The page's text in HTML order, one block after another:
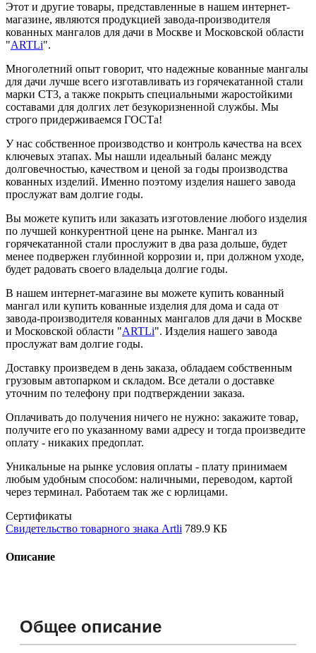
Этот и другие товары, представленные в нашем интернет-
магазине, являются продукцией завода-производителя
кованных мангалов для дачи в Москве и Московской области
"ARTLi".
Многолетний опыт говорит, что надежные кованные мангалы
для дачи лучше всего изготавливать из горячекатанной стали
марки СТ3, а также покрыть специальными жаростойкими
составами для долгих лет безукоризненной службы. Мы
строго придерживаемся ГОСТа!
У нас собственное производство и контроль качества на всех
ключевых этапах. Мы нашли идеальный баланс между
долговечностью, качеством и ценой за годы производства
кованных изделий. Именно поэтому изделия нашего завода
прослужат вам долгие годы.
Вы можете купить или заказать изготовление любого изделия
по лучшей конкурентной цене на рынке. Мангал из
горячекатанной стали прослужит в два раза дольше, будет
менее подвержен глубинной коррозии и, при должном уходе,
будет радовать своего владельца долгие годы.
В нашем интернет-магазине вы можете купить кованный
мангал или купить кованные изделия для дома и сада от
завода-производителя кованных мангалов для дачи в Москве
и Московской области "ARTLi". Изделия нашего завода
прослужат вам долгие годы.
Доставку произведем в день заказа, обладаем собственным
грузовым автопарком и складом. Все детали о доставке
уточним по телефону при подтверждении заказа.
Оплачивать до получения ничего не нужно: закажите товар,
получите его по указанному вами адресу и тогда произведите
оплату - никаких предоплат.
Уникальные на рынке условия оплаты - плату принимаем
любым удобным способом: наличными, переводом, картой
через терминал. Работаем так же с юрлицами.
Сертификаты
Свидетельство товарного знака Artli 789.9 КБ
Описание
Общее описание